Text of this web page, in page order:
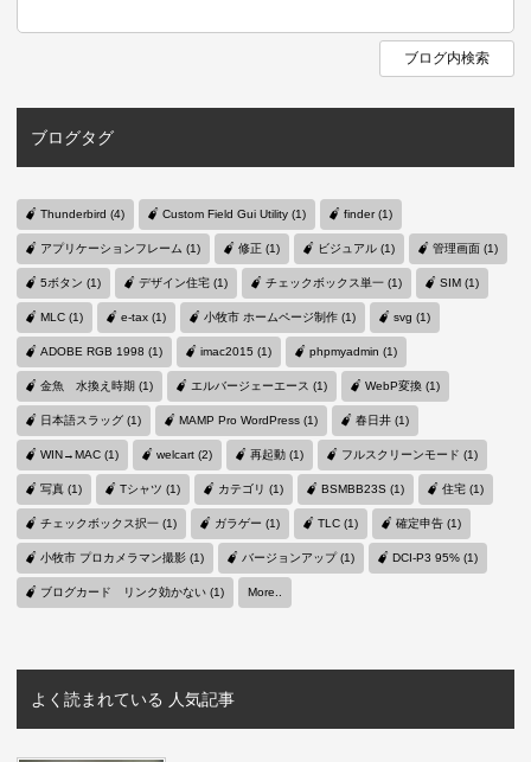
ブログタグ
Thunderbird (4) Custom Field Gui Utility (1) finder (1)
アプリケーションフレーム (1) 修正 (1) ビジュアル (1) 管理画面 (1)
5ボタン (1) デザイン住宅 (1) チェックボックス単一 (1) SIM (1)
MLC (1) e-tax (1) 小牧市 ホームページ制作 (1) svg (1)
ADOBE RGB 1998 (1) imac2015 (1) phpmyadmin (1)
金魚 水換え時期 (1) エルバージェーエース (1) WebP変換 (1)
日本語スラッグ (1) MAMP Pro WordPress (1) 春日井 (1)
WIN→MAC (1) welcart (2) 再起動 (1) フルスクリーンモード (1)
写真 (1) Tシャツ (1) カテゴリ (1) BSMBB23S (1) 住宅 (1)
チェックボックス択一 (1) ガラゲー (1) TLC (1) 確定申告 (1)
小牧市 プロカメラマン撮影 (1) バージョンアップ (1) DCI-P3 95% (1)
ブログカード リンク効かない (1) More..
よく読まれている 人気記事